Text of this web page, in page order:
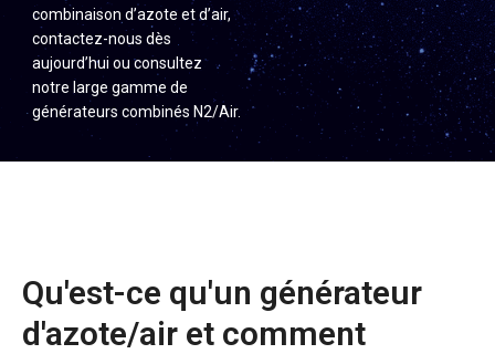
combinaison d’azote et d’air,
contactez-nous dès
aujourd’hui ou consultez
notre large gamme de
générateurs combinés N2/Air.
Qu'est-ce qu'un générateur
d'azote/air et comment